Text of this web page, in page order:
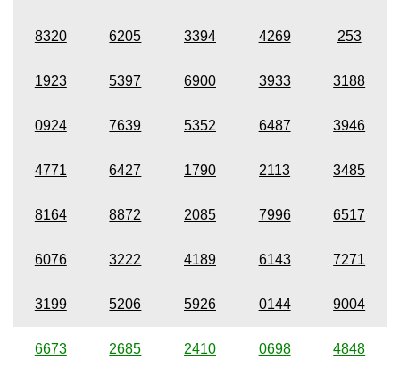
8320 6205 3394 4269 253
1923 5397 6900 3933 3188
0924 7639 5352 6487 3946
4771 6427 1790 2113 3485
8164 8872 2085 7996 6517
6076 3222 4189 6143 7271
3199 5206 5926 0144 9004
6673 2685 2410 0698 4848